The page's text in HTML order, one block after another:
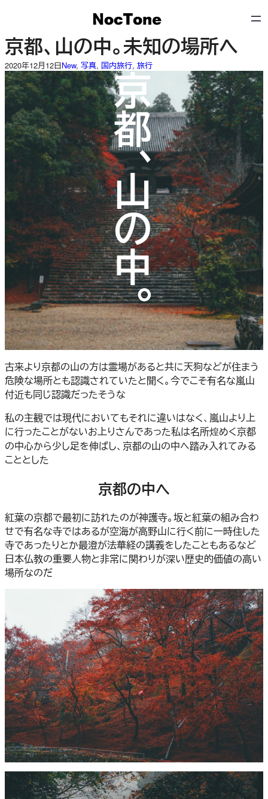
を
ス
キ
ッ
プ
京都、山の中。未知の場所へ
2020年12月12日New, 写真, 国内旅行, 旅行
京都、山の中。
古来より京都の山の方は霊場があると共に天狗などが住まう
危険な場所とも認識されていたと聞く。今でこそ有名な嵐山
付近も同じ認識だったそうな
私の主観では現代においてもそれに違いはなく、嵐山より上
に行ったことがないお上りさんであった私は名所煌めく京都
の中心から少し足を伸ばし、京都の山の中へ踏み入れてみる
こととした
京都の中へ
紅葉の京都で最初に訪れたのが神護寺。坂と紅葉の組み合わ
せで有名な寺ではあるが空海が高野山に行く前に一時住した
寺であったりとか最澄が法華経の講義をしたこともあるなど
日本仏教の重要人物と非常に関わりが深い歴史的価値の高い
場所なのだ